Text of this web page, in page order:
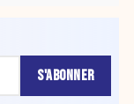
S'ABONNER